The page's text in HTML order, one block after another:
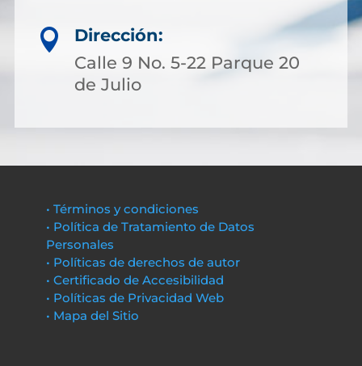

Dirección:
Calle 9 No. 5-22 Parque 20
de Julio
• Términos y condiciones
• Política de Tratamiento de Datos
Personales
• Políticas de derechos de autor
• Certificado de Accesibilidad
• Políticas de Privacidad Web
• Mapa del Sitio